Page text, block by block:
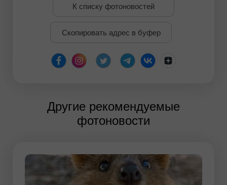
К списку фотоновостей
Скопировать адрес в буфер
Другие рекомендуемые
фотоновости